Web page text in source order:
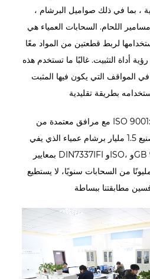
، بما في ذلك صواميل البرشام ،
اللحام. السحابات العمياء هي
لربط قطعتين من المواد معًا
أداة التثبيت. غالبًا ما تستخدم هذه
في المواقف التي يكون فيها المثبت
مع مرافق معتمدة من ISO 9001: 2009 ، TS16949 في
تشجيانغ، الصين، يمكننا تصنيع 1.5 مليار برشام عمياء الذي يفي
بمعايير DIN7337IFI وISO، وGB سنويًا. بالإضافة إلى 900
برشام الجوز، 120 مليونًا من السحابات سنويًا، لا يستطيع